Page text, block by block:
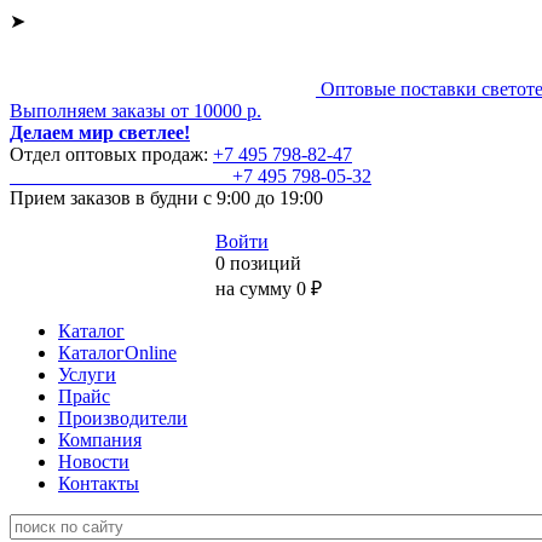
➤
Оптовые поставки
Выполняем заказы от 10000 р.
Делаем мир светлее!
Отдел оптовых продаж: +7 495 798-82-47
+7 495 798-05-32
Прием заказов в будни с 9:00 до 19:00
Войти
0 позиций
на сумму 0 ₽
Каталог
КаталогOnline
Услуги
Прайс
Производители
Компания
Новости
Контакты